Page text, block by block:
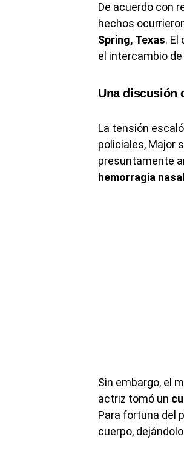
De acuerdo con
hechos
Spring, Texas. El
el intercambio
Una discusión
La tensión
policiales, Major
presuntamente
hemorragia nasal
Sin embargo, el
actriz tomó un
Para fortuna del
cuerpo,